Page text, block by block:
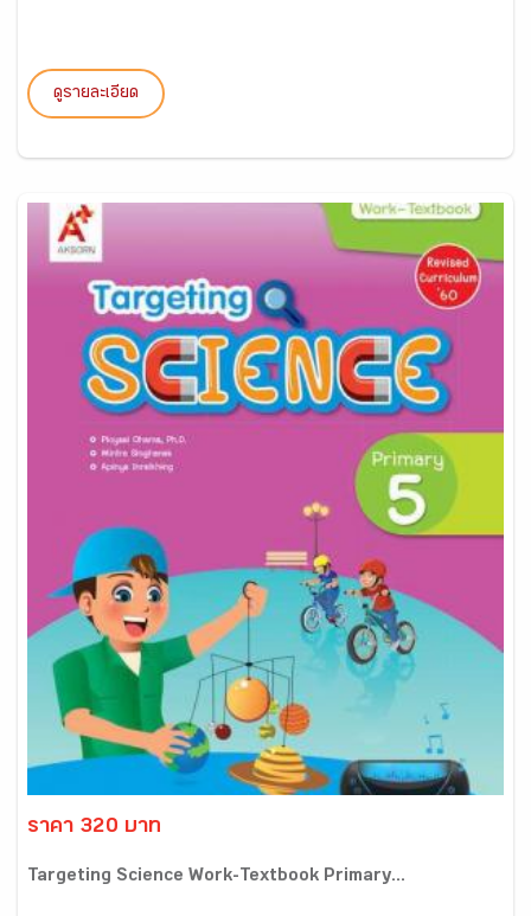
ดูรายละเอียด
ราคา 320 บาท
Targeting Science Work-Textbook Primary...